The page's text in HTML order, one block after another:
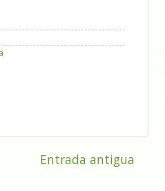
Entrada antigua